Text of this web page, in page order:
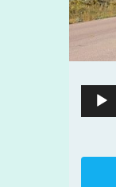
Audio
Player